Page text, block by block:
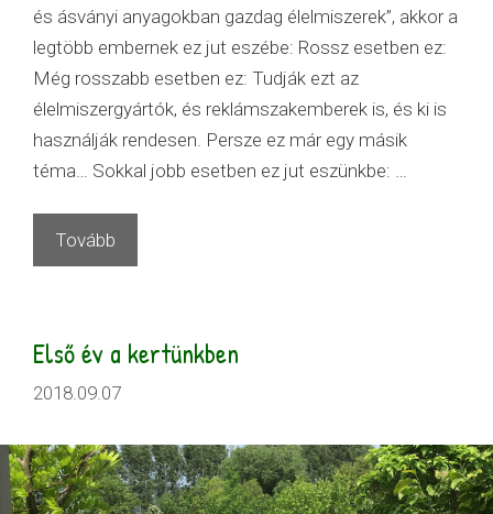
és ásványi anyagokban gazdag élelmiszerek”, akkor a
legtöbb embernek ez jut eszébe: Rossz esetben ez:
Még rosszabb esetben ez: Tudják ezt az
élelmiszergyártók, és reklámszakemberek is, és ki is
használják rendesen. Persze ez már egy másik
téma… Sokkal jobb esetben ez jut eszünkbe: …
Tovább
Első év a kertünkben
2018.09.07